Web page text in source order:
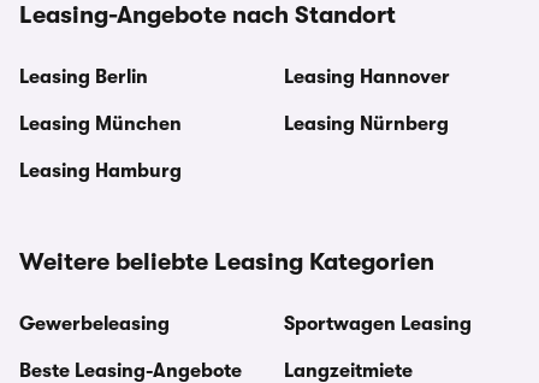
Leasing-Angebote nach Standort
Leasing Berlin
Leasing München
Leasing Hamburg
Leasing Hannover
Leasing Nürnberg
Weitere beliebte Leasing Kategorien
Gewerbeleasing
Beste Leasing-Angebote
Sportwagen Leasing
Langzeitmiete